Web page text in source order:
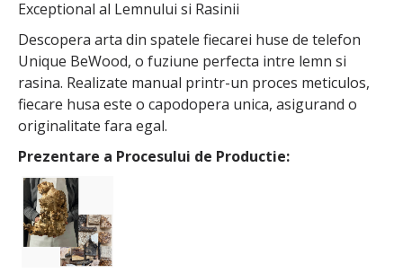
Exceptional al Lemnului si Rasinii
Descopera arta din spatele fiecarei huse de telefon
Unique BeWood, o fuziune perfecta intre lemn si
rasina. Realizate manual printr-un proces meticulos,
fiecare husa este o capodopera unica, asigurand o
originalitate fara egal.
Prezentare a Procesului de Productie: